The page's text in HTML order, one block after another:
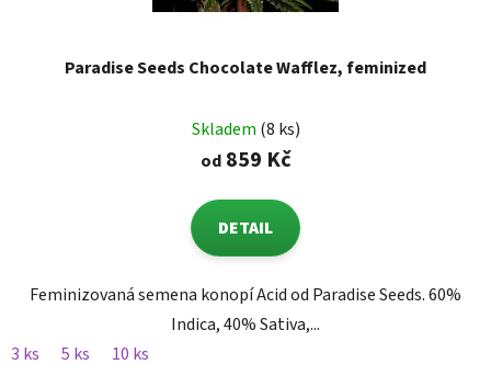
Paradise Seeds Chocolate Wafflez, feminized
Skladem (8 ks)
od859 Kč
DETAIL
Feminizovaná semena konopí Acid od Paradise Seeds. 60%
Indica, 40% Sativa,...
3 ks
5 ks 10 ks